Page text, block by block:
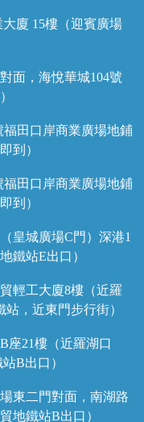
廈 15樓（迎賓廣場
面，海悅華城104號
田口岸商業廣場地鋪
到）
田口岸商業廣場地鋪
到）
皇城廣場C門）深港1
鐵站E出口）
輕工大廈8樓（近羅
，近東門步行街）
座21樓（近羅湖口
B出口）
東二門對面，南湖路
地鐵站B出口）